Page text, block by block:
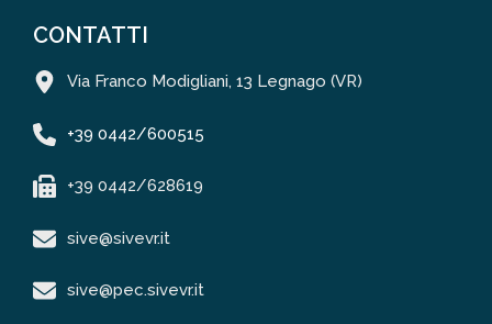
CONTATTI
Via Franco Modigliani, 13 Legnago (VR)
+39 0442/600515
+39 0442/628619
sive@sivevr.it
sive@pec.sivevr.it